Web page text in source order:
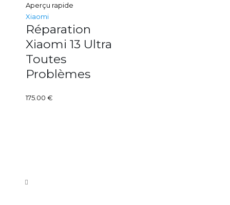
Aperçu rapide
Xiaomi
Réparation
Xiaomi 13 Ultra
Toutes
Problèmes
175.00 €